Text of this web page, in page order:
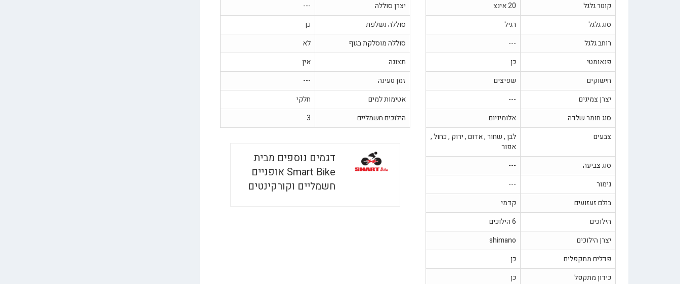
קוטר גלגל
20 אינצ
סוג גלגל
רגיל
רוחב גלגל
---
פנאומטי
כן
חישוקים
שפיצים
יצרן צמיגים
---
סוג חומר שלדה
אלומיניום
צבעים
לבן , שחור , אדום , ירוק , כחול ,
אפור
סוג צביעה
---
גימור
---
בולם זעזועים
קדמי
הילוכים
6 הילוכים
יצרן הילוכים
shimano
פדלים מתקפלים
כן
כידון מתקפל
כן
יצרן סוללה
---
סוללה נשלפת
כן
סוללה מוסלקת בגוף
לא
תצוגה
אין
זמן טעינה
---
אטימות למים
חלקי
הילוכים חשמליים
3
דגמים נוספים מבית
Smart Bike אופניים
חשמליים וקורקינטים